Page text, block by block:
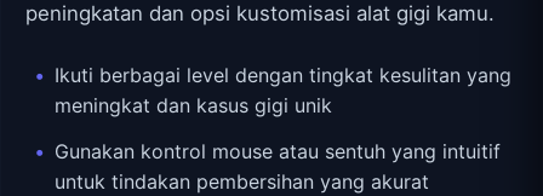
peningkatan dan opsi kustomisasi alat gigi kamu.
Ikuti berbagai level dengan tingkat kesulitan yang
meningkat dan kasus gigi unik
Gunakan kontrol mouse atau sentuh yang intuitif
untuk tindakan pembersihan yang akurat